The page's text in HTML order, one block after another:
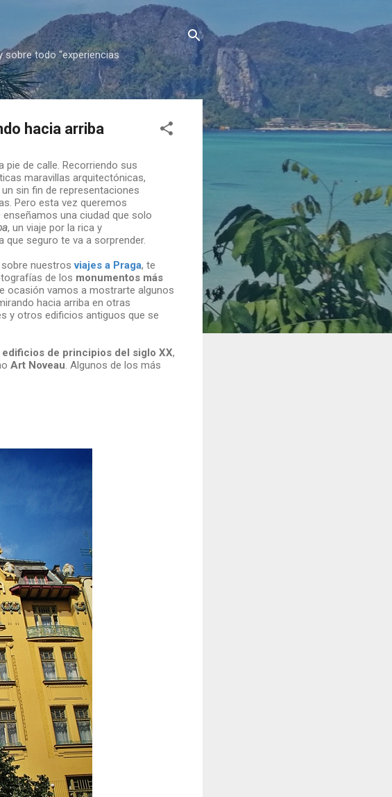
sobre todo "experiencias
hacia arriba
de calle. Recorriendo sus
maravillas arquitectónicas,
sin fin de representaciones
Pero esta vez queremos
una ciudad que solo
, un viaje por la rica y
que seguro te va a sorprender.
sobre nuestrosviajes a Praga, te
de los monumentos más
ocasión vamos a mostrarte algunos
hacia arriba en otras
y otros edificios antiguos que se
edificios de principios del siglo XX,
Art Noveau . Algunos de los más